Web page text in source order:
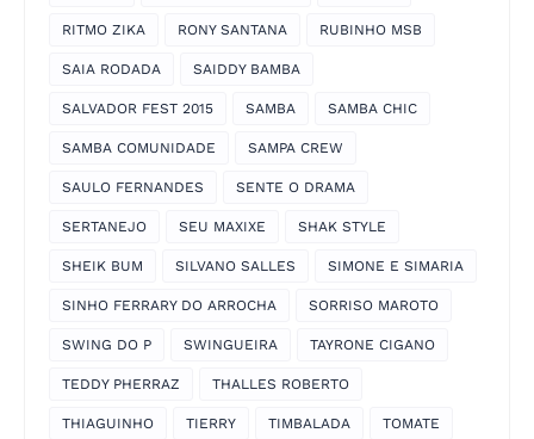
RITMO ZIKA RONY SANTANA RUBINHO MSB
SAIA RODADA SAIDDY BAMBA
SALVADOR FEST 2015 SAMBA SAMBA CHIC
SAMBA COMUNIDADE SAMPA CREW
SAULO FERNANDES SENTE O DRAMA
SERTANEJO SEU MAXIXE SHAK STYLE
SHEIK BUM SILVANO SALLES SIMONE E SIMARIA
SINHO FERRARY DO ARROCHA SORRISO MAROTO
SWING DO P SWINGUEIRA TAYRONE CIGANO
TEDDY PHERRAZ THALLES ROBERTO
THIAGUINHO TIERRY TIMBALADA TOMATE